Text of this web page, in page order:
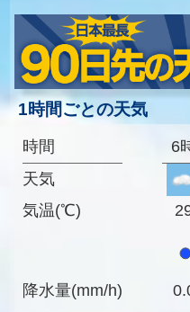
1時間ごとの天気
時間
天気
気温(℃)
降水量(mm/h)
6